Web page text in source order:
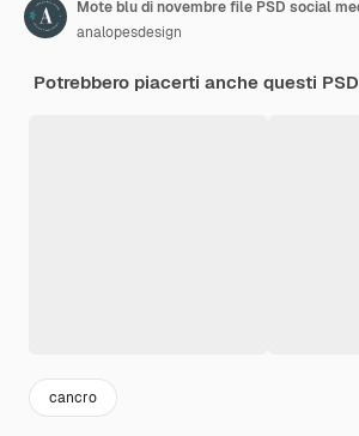
analopesdesign
Potrebbero piacerti anche questi PSD
cancro